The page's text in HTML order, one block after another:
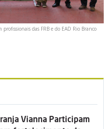
das FRB e do EAD Rio Branco
Vianna Participam